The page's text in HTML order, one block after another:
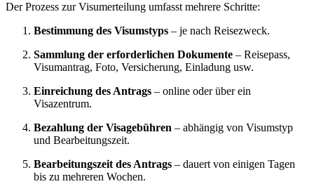
Der Prozess zur Visumerteilung umfasst mehrere Schritte:
Bestimmung des Visumstyps – je nach Reisezweck.
Sammlung der erforderlichen Dokumente – Reisepass,
Visumantrag, Foto, Versicherung, Einladung usw.
Einreichung des Antrags – online oder über ein
Visazentrum.
Bezahlung der Visagebühren – abhängig von Visumstyp
und Bearbeitungszeit.
Bearbeitungszeit des Antrags – dauert von einigen Tagen
bis zu mehreren Wochen.